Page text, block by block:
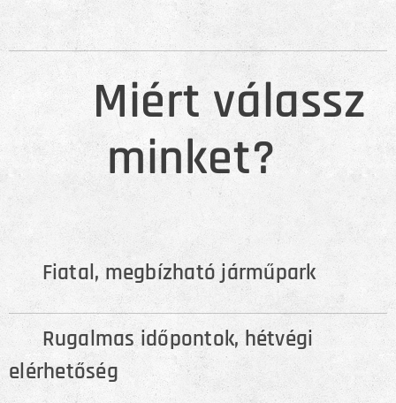
👇🏻Miért válassz
minket?
✨ Fiatal, megbízható járműpark
🗓️ Rugalmas időpontok, hétvégi
elérhetőség